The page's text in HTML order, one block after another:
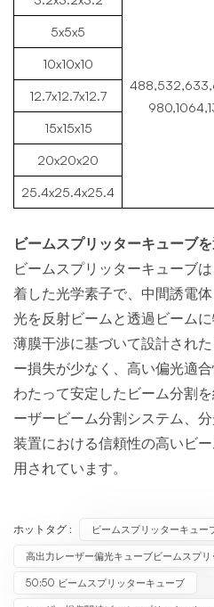
5x5x5
10x10x10
12.7x12.7x12.7
15x15x15
20x20x20
25.4x25.4x25.4
ビームスプリッターキューブ
ビームスプリッターキューブ
着した光学素子で、中間誘電
光を反射ビームと透過ビーム
薄膜干渉に基づいて設計され
ー損失が少なく、高い偏光適
わたって安定したビーム分割
ーザービーム分割システム、
装置における信頼性の高いビ
用されています。
ホットタグ : ビームスプリッターキュー
高出力レーザー偏光キューブビームスプリ
50:50 ビームスプリッターキューブ